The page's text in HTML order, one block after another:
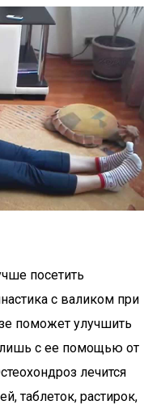
посетить
с валиком при
поможет улучшить
лишь с ее помощью от
лечится
таблеток, растирок,